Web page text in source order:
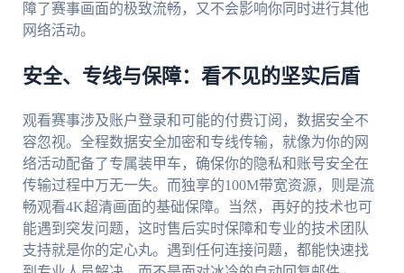
障了赛事画面的极致流畅，又不会影响你同时进行其他
网络活动。
安全、专线与保障：看不见的坚实后盾
观看赛事涉及账户登录和可能的付费订阅，数据安全不
容忽视。全程数据安全加密和专线传输，就像为你的网
络活动配备了专属装甲车，确保你的隐私和账号安全在
传输过程中万无一失。而独享的100M带宽资源，则是流
畅观看4K超清画面的基础保障。当然，再好的技术也可
能遇到突发问题，这时售后实时保障和专业的技术团队
支持就是你的定心丸。遇到任何连接问题，都能快速找